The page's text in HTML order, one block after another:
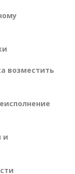
возместить
и